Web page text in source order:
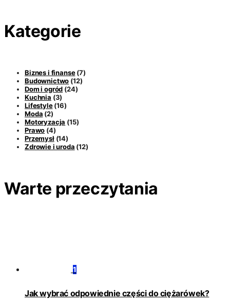
Kategorie
Biznes i finanse(7)
Budownictwo (12)
Dom i ogród (24)
Kuchnia (3)
Lifestyle(16)
Moda (2)
Motoryzacja (15)
Prawo (4)
Przemysł(14)
Zdrowie i uroda (12)
Warte przeczytania
1
Jak wybrać odpowiednie części do ciężarówek?